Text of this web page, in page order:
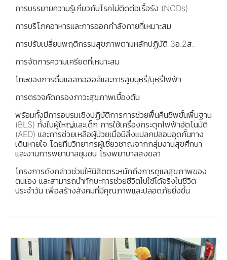
การบรรยายความรู้เกี่ยวกับโรคไม่ติดต่อเรื้อรัง (NCDs)
การบริโภคอาหารและการออกกำลังกายที่เหมาะสม
การปรับเปลี่ยนพฤติกรรมสุขภาพตามหลักปฏิบัติ 3อ.2ส.
การจัดการความเครียดที่เหมาะสม
โทษของการดื่มแอลกอฮอล์และการสูบบุหรี่/บุหรี่ไฟฟ้า
การตรวจคัดกรองภาวะสุขภาพเบื้องต้น
พร้อมทั้งมีการอบรมเชิงปฏิบัติการการช่วยฟื้นคืนชีพขั้นพื้นฐาน
(BLS) ทั้งในผู้ใหญ่และเด็ก การใช้เครื่องกระตุกไฟฟ้าอัตโนมัติ
(AED) และการช่วยเหลือผู้ป่วยเมื่อมีสิ่งแปลกปลอมอุดกั้นทาง
เดินหายใจ โดยทีมวิทยากรผู้เชี่ยวชาญจากกลุ่มงานสุขศึกษา
และงานการพยาบาลชุมชน โรงพยาบาลสงขลา
โครงการดังกล่าวช่วยให้นิสิตตระหนักถึงการดูแลสุขภาพของ
ตนเอง และสามารถนำทักษะการช่วยชีวิตไปใช้ได้จริงในชีวิต
ประจำวัน เพื่อสร้างสังคมที่มีคุณภาพและปลอดภัยยิ่งขึ้น